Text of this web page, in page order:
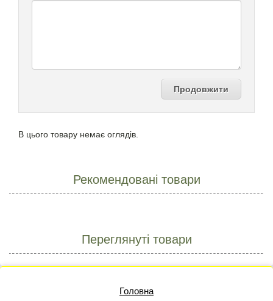
Продовжити
В цього товару немає оглядів.
Рекомендовані товари
Переглянуті товари
Головна